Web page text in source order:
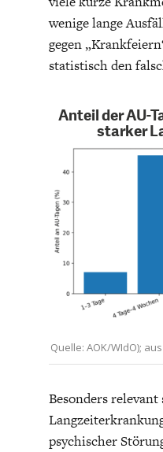
wenige lange
gegen
statistisch den
Anteil der AU-
starker
Quelle: AOK/WIdO);
Besonders relevant
psychischer